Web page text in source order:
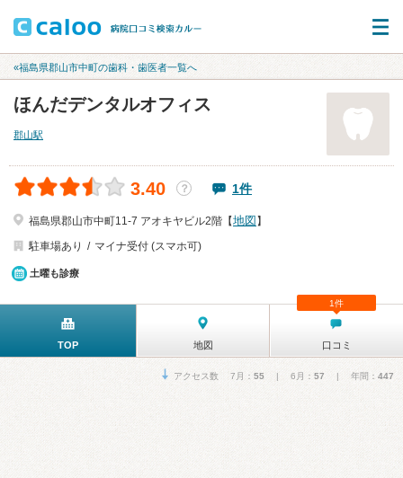
«福島県郡山市中町の歯科・歯医者一覧へ
ほんだデンタルオフィス
郡山駅
3.40 ？ 1件
福島県郡山市中町11-7 アオキヤビル2階【地図 】
駐車場あり
マイナ受付 (スマホ可)
土曜も診療
TOP 地図 口コミ
1件
アクセス数 7月： 55 | 6月： 57 | 年間： 447